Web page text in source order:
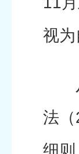
视为
八
法（
细